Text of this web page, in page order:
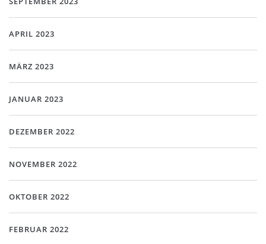
APRIL 2023
MÄRZ 2023
JANUAR 2023
DEZEMBER 2022
NOVEMBER 2022
OKTOBER 2022
FEBRUAR 2022